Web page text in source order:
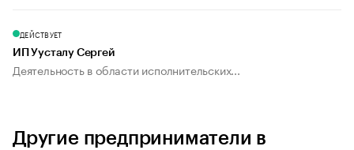
ДЕЙСТВУЕТ
ИП Уусталу Сергей
Деятельность в области исполнительских...
Другие предприниматели в